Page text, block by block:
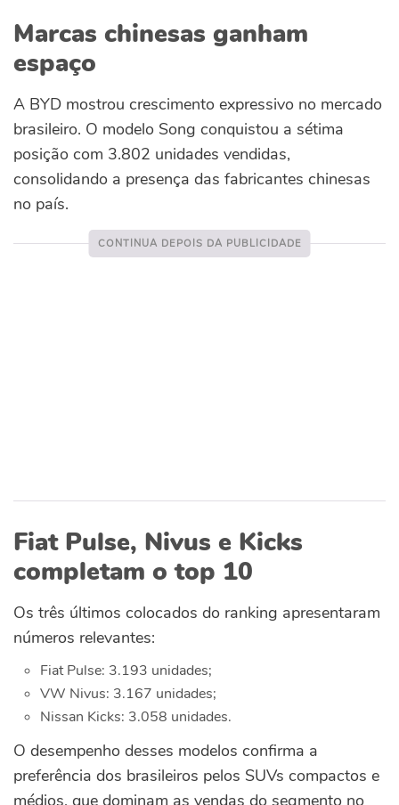
Marcas chinesas ganham
espaço
A BYD mostrou crescimento expressivo no mercado
brasileiro. O modelo Song conquistou a sétima
posição com 3.802 unidades vendidas,
consolidando a presença das fabricantes chinesas
no país.
Fiat Pulse, Nivus e Kicks
completam o top 10
Os três últimos colocados do ranking apresentaram
números relevantes:
Fiat Pulse: 3.193 unidades;
VW Nivus: 3.167 unidades;
Nissan Kicks: 3.058 unidades.
O desempenho desses modelos confirma a
preferência dos brasileiros pelos SUVs compactos e